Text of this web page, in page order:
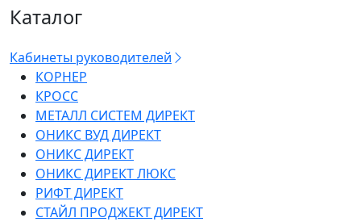
Каталог
Кабинеты руководителей
КОРНЕР
КРОСС
МЕТАЛЛ СИСТЕМ ДИРЕКТ
ОНИКС ВУД ДИРЕКТ
ОНИКС ДИРЕКТ
ОНИКС ДИРЕКТ ЛЮКС
РИФТ ДИРЕКТ
СТАЙЛ ПРОДЖЕКТ ДИРЕКТ